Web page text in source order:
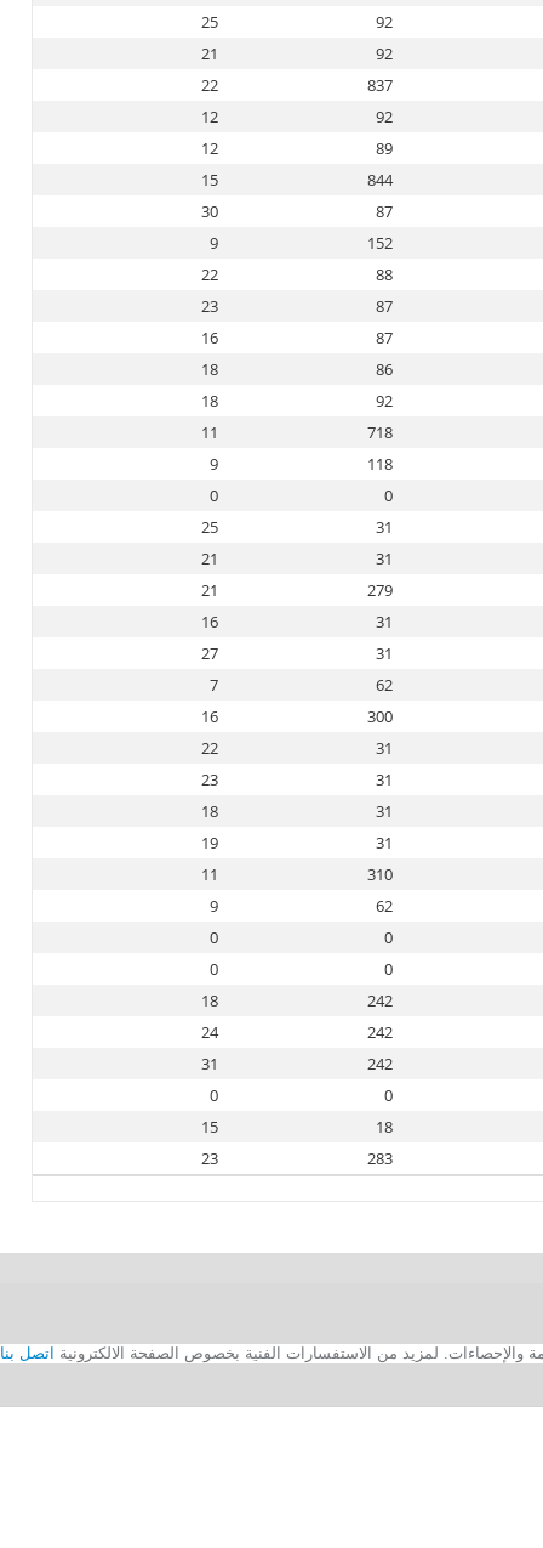
92
25
92
21
837
22
92
12
89
12
844
15
87
30
152
9
88
22
87
23
87
16
86
18
92
18
718
11
118
9
0
0
31
25
31
21
279
21
31
16
31
27
62
7
300
16
31
22
31
23
31
18
31
19
310
11
62
9
0
0
0
0
242
18
242
24
242
31
0
0
18
15
283
23
اتصل بنا